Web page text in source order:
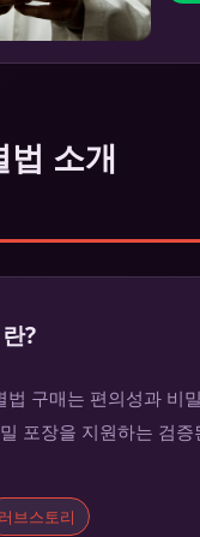
법 소개
?
구매는 편의성과 비
포장을 지원하는 검
러브스토리